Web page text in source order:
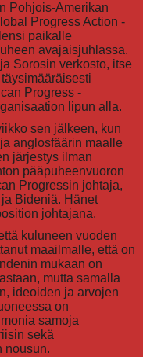
Pohjois-Amerikan
Progress Action -
paikalle
avajaisjuhlassa.
Sorosin verkosto, itse
Progress -
lipun alla.
sen jälkeen, kun
anglosfäärin maalle
järjestys ilman
pääpuheenvuoron
Progressin johtaja,
Bideniä. Hänet
johtajana.
kuluneen vuoden
maailmalle, että on
mukaan on
mutta samalla
ideoiden ja arvojen
on
samoja
sekä
nousun.